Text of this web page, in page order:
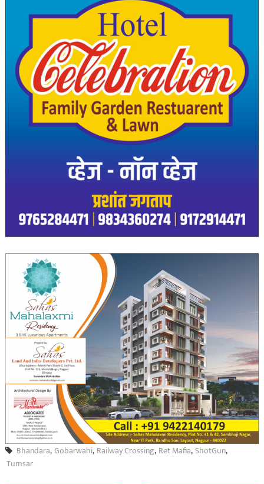
Bhandara,Gobarwahi, Railway Crossing, Ret Mafia,ShotGun,
Tumsar